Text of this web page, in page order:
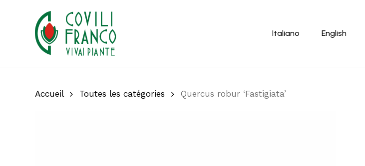
Italiano English
Accueil Toutes les catégories Quercus robur ‘Fastigiata’